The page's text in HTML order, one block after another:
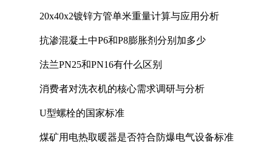
20x40x2镀锌方管单米重量计算与应用分析
抗渗混凝土中P6和P8膨胀剂分别加多少
法兰PN25和PN16有什么区别
消费者对洗衣机的核心需求调研与分析
U型螺栓的国家标准
煤矿用电热取暖器是否符合防爆电气设备标准